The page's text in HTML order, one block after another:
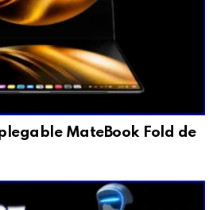
MateBook Fold de